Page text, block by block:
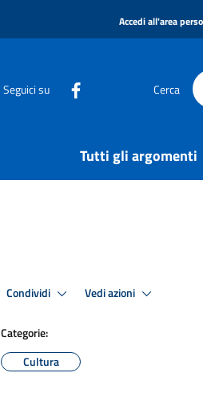
Accedi all'area
Seguici su Cerca
Tutti gli argomenti
Condividi Vedi azioni
Categorie:
Cultura